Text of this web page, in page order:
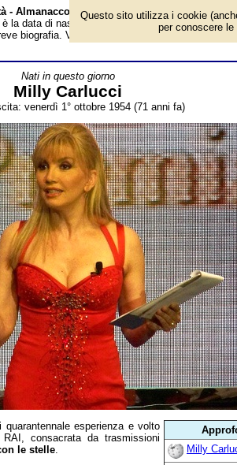
- Almanacco
la data di nascita, età, dove è nato, cosa ha
biografia. Voce dell'Almanacco.
Nati in questo giorno
Milly Carlucci
venerdì 1° ottobre 1954 (71 anni fa)
Milly
esperienza e volto
consacrata da trasmissioni
le stelle.
Questo sito utilizza i cookie
per conoscere